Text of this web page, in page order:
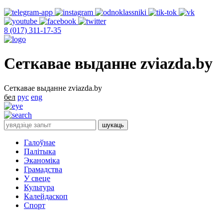
8 (017) 311-17-35
Сеткавае выданне zviazda.by
Сеткавае выданне zviazda.by
бел рус eng
Галоўнае
Палітыка
Эканоміка
Грамадства
У свеце
Культура
Калейдаскоп
Спорт